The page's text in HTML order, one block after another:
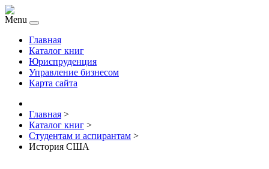
Menu
Главная
Каталог книг
Юриспруденция
Управление бизнесом
Карта сайта
Главная >
Каталог книг >
Студентам и аспирантам >
История США